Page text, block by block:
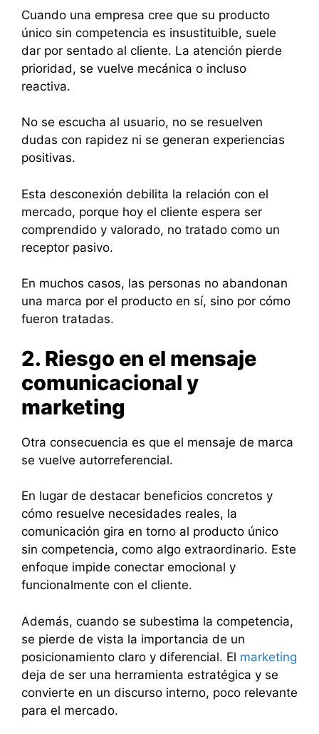
Cuando una empresa cree que su producto
único sin competencia es insustituible, suele
dar por sentado al cliente. La atención pierde
prioridad, se vuelve mecánica o incluso
reactiva.
No se escucha al usuario, no se resuelven
dudas con rapidez ni se generan experiencias
positivas.
Esta desconexión debilita la relación con el
mercado, porque hoy el cliente espera ser
comprendido y valorado, no tratado como un
receptor pasivo.
En muchos casos, las personas no abandonan
una marca por el producto en sí, sino por cómo
fueron tratadas.
2. Riesgo en el mensaje
comunicacional y
marketing
Otra consecuencia es que el mensaje de marca
se vuelve autorreferencial.
En lugar de destacar beneficios concretos y
cómo resuelve necesidades reales, la
comunicación gira en torno al producto único
sin competencia, como algo extraordinario. Este
enfoque impide conectar emocional y
funcionalmente con el cliente.
Además, cuando se subestima la competencia,
se pierde de vista la importancia de un
posicionamiento claro y diferencial. El marketing
deja de ser una herramienta estratégica y se
convierte en un discurso interno, poco relevante
para el mercado.